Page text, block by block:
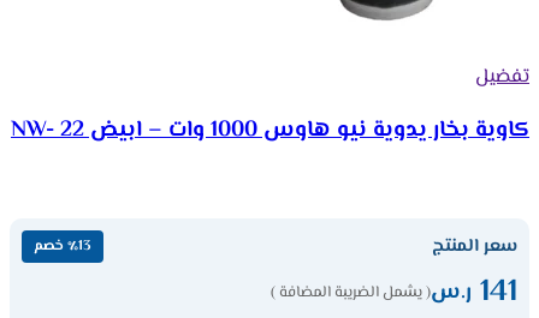
تفضيل
كاوية بخار يدوية نيو هاوس 1000 وات – ابيض NW- 22
سعر المنتج ٪13 خصم
141 ر.س( يشمل الضريبة المضافة )